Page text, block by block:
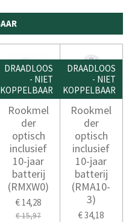
DRAADLOOS
- NIET
KOPPELBAAR
Rookmel
der
optisch
inclusief
10-jaar
batterij
(RMXW0)
€ 14,28
€ 15,97
DRAADLOOS
- NIET
KOPPELBAAR
Rookmel
der
optisch
inclusief
10-jaar
batterij
(RMA10-
3)
€ 34,18